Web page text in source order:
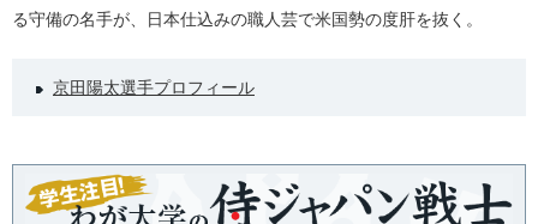
る守備の名手が、日本仕込みの職人芸で米国勢の度肝を抜く。
京田陽太選手プロフィール